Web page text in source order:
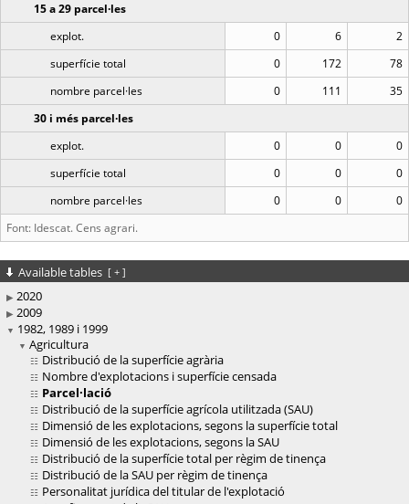
15 a 29 parcel·les
explot.
0 6
2
superfície total
0 172
78
nombre parcel·les
0 111
35
30 i més parcel·les
explot.
0 0
0
superfície total
0 0
0
nombre parcel·les
0 0
0
Font: Idescat. Cens agrari.
Available tables [ + ]
2020
2009
1982, 1989 i 1999
Agricultura
Distribució de la superfície agrària
Nombre d'explotacions i superfície censada
Parcel·lació
Distribució de la superfície agrícola utilitzada (SAU)
Dimensió de les explotacions, segons la superfície total
Dimensió de les explotacions, segons la SAU
Distribució de la superfície total per règim de tinença
Distribució de la SAU per règim de tinença
Personalitat jurídica del titular de l'explotació